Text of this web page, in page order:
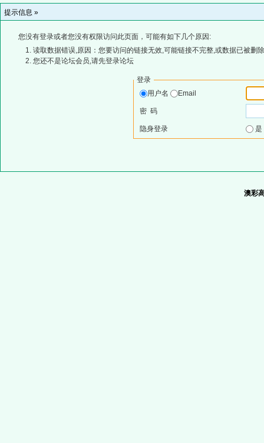
提示信息 »
您没有登录或者您没有权限访问此页面，可能有如下几个原因:
读取数据错误,原因：您要访问的链接无效,可能链接不完整,或数据已被删
您还不是论坛会员,请先登录论坛
登录
用户名
Email
密 码
隐身登录
澳彩